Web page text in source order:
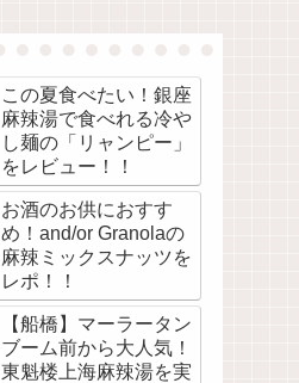
この夏食べたい！銀座
麻辣湯で食べれる冷や
し麺の「リャンピー」
をレビュー！！
お酒のお供におすす
め！and/or Granolaの
麻辣ミックスナッツを
レポ！！
【船橋】マーラータン
ブーム前から大人気！
東魁楼上海麻辣湯を実